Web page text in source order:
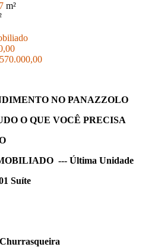
m²
,00
NO PANAZZOLO
O QUE VOCÊ PRECISA
--- Última Unidade
Suíte